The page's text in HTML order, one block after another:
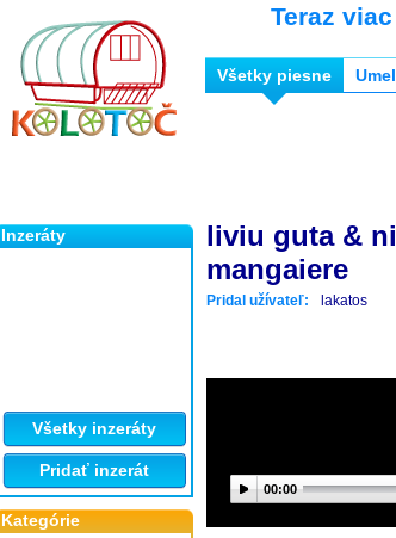
Inzeráty
Všetky inzeráty
Pridať inzerát
Kategórie
Teraz
Všetky piesne
liviu guta &
mangaiere
Pridal užívateľ: lakatos
00:00